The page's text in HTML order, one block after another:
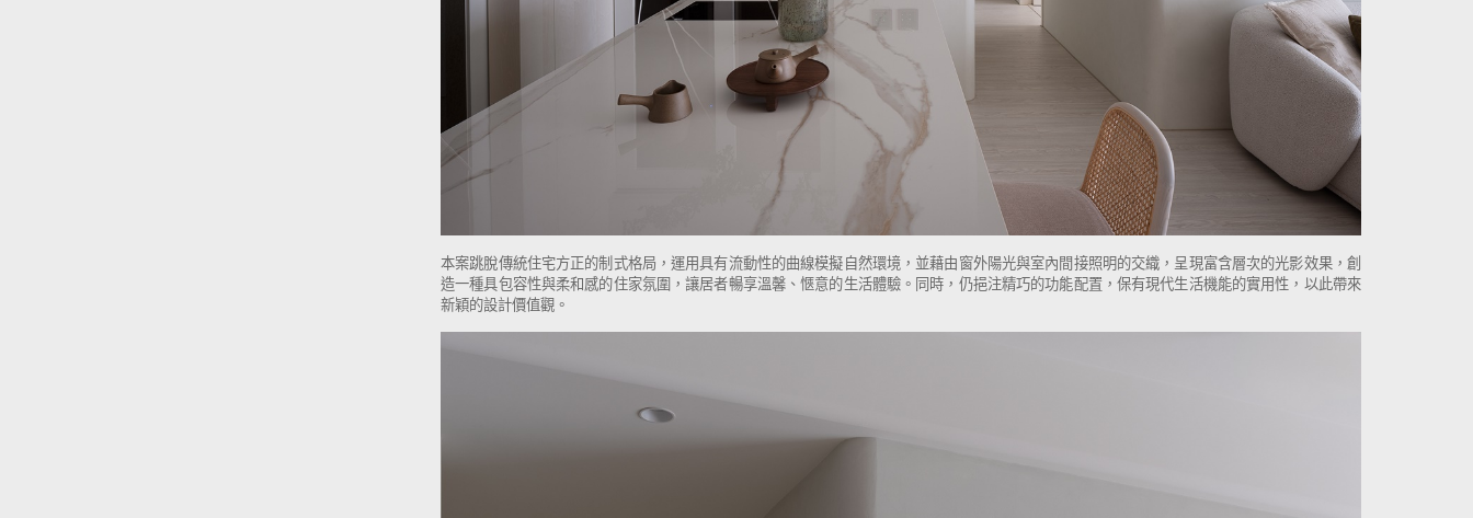
本案跳脫傳統住宅方正的制式格局，運用具有流動性的曲線模擬自然環境，並藉由窗外陽光與室內間接照明的交織，呈現富含層次的光影效果，創
造一種具包容性與柔和感的住家氛圍，讓居者暢享溫馨、愜意的生活體驗。同時，仍挹注精巧的功能配置，保有現代生活機能的實用性，以此帶來
新穎的設計價值觀。